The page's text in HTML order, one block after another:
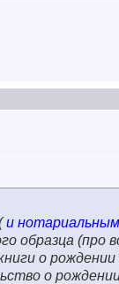
и
образца (про
о
о